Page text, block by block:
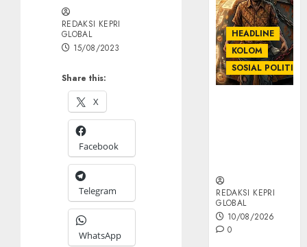
Share this:
X
Facebook
Telegram
WhatsApp
REDAKSI KEPRI
GLOBAL
15/08/2023
HEADLINE
KOLOM
SOSIAL POLITIK
REDAKSI KEPRI
GLOBAL
10/08/2026
0